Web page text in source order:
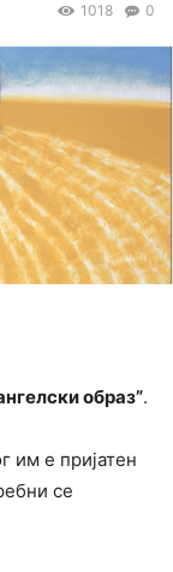
0
1018
образ”.
им e пријатен
се